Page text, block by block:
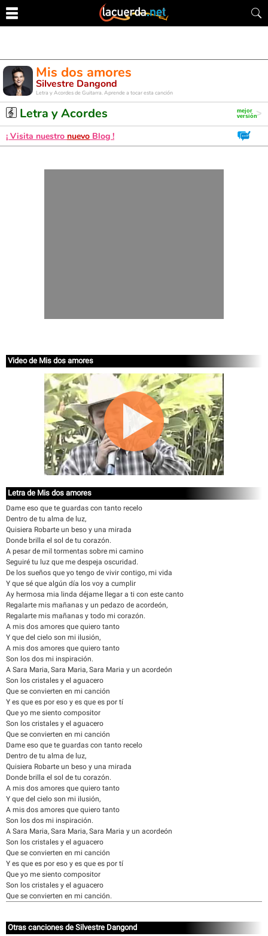
Mis dos amores
Silvestre Dangond
Letra y Acordes de Guitarra. Aprende a tocar esta canción
Letra y Acordes
¡ Visita nuestro nuevo Blog !
Video de Mis dos amores
Letra de Mis dos amores
Dame eso que te guardas con tanto recelo
Dentro de tu alma de luz,
Quisiera Robarte un beso y una mirada
Donde brilla el sol de tu corazón.
A pesar de mil tormentas sobre mi camino
Seguiré tu luz que me despeja oscuridad.
De los sueños que yo tengo de vivir contigo, mi vida
Y que sé que algún día los voy a cumplir
Ay hermosa mia linda déjame llegar a ti con este canto
Regalarte mis mañanas y un pedazo de acordeón,
Regalarte mis mañanas y todo mi corazón.
A mis dos amores que quiero tanto
Y que del cielo son mi ilusión,
A mis dos amores que quiero tanto
Son los dos mi inspiración.
A Sara Maria, Sara Maria, Sara Maria y un acordeón
Son los cristales y el aguacero
Que se convierten en mi canción
Y es que es por eso y es que es por tí
Que yo me siento compositor
Son los cristales y el aguacero
Que se convierten en mi canción
Dame eso que te guardas con tanto recelo
Dentro de tu alma de luz,
Quisiera Robarte un beso y una mirada
Donde brilla el sol de tu corazón.
A mis dos amores que quiero tanto
Y que del cielo son mi ilusión,
A mis dos amores que quiero tanto
Son los dos mi inspiración.
A Sara Maria, Sara Maria, Sara Maria y un acordeón
Son los cristales y el aguacero
Que se convierten en mi canción
Y es que es por eso y es que es por tí
Que yo me siento compositor
Son los cristales y el aguacero
Que se convierten en mi canción.
Otras canciones de Silvestre Dangond